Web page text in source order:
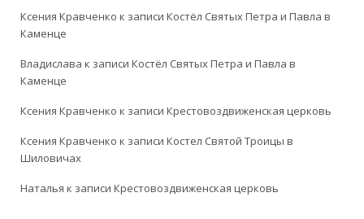
Ксения Кравченко к записи Костёл Святых Петра и Павла в
Каменце
Владислава к записи Костёл Святых Петра и Павла в
Каменце
Ксения Кравченко к записи Крестовоздвиженская церковь
Ксения Кравченко к записи Костел Святой Троицы в
Шиловичах
Наталья к записи Крестовоздвиженская церковь